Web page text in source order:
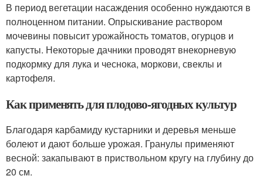
В период вегетации насаждения особенно нуждаются в
полноценном питании. Опрыскивание раствором
мочевины повысит урожайность томатов, огурцов и
капусты. Некоторые дачники проводят внекорневую
подкормку для лука и чеснока, моркови, свеклы и
картофеля.
Как применять для плодово-ягодных культур
Благодаря карбамиду кустарники и деревья меньше
болеют и дают больше урожая. Гранулы применяют
весной: закапывают в приствольном кругу на глубину до
20 см.